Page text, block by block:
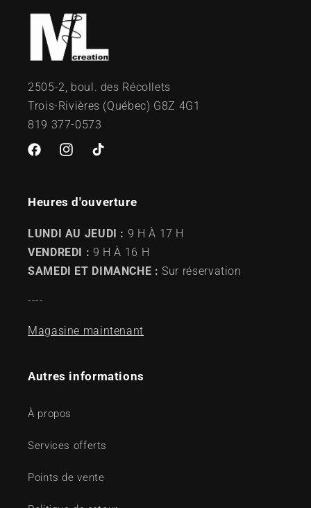
2505-2, boul. des Récollets
Trois-Rivières (Québec) G8Z 4G1
819 377-0573
FacebookInstagramTikTok
Heures d'ouverture
LUNDI AU JEUDI : 9 H À 17 H
VENDREDI : 9 H À 16 H
SAMEDI ET DIMANCHE : Sur réservation
----
Magasine maintenant
Autres informations
À propos
Services offerts
Points de vente